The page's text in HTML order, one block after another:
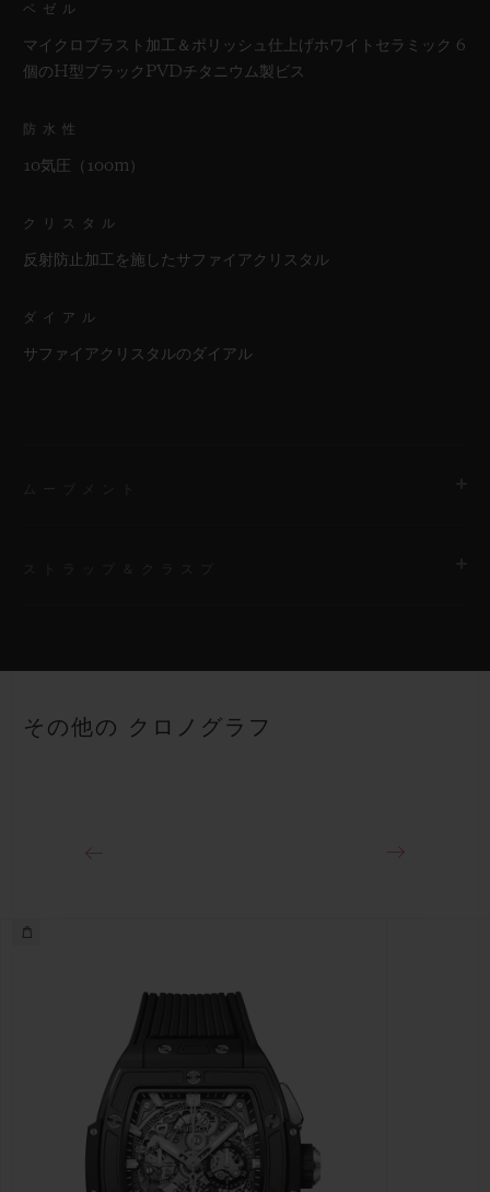
ベゼル
マイクロブラスト加工＆ポリッシュ仕上げホワイトセラミック 6
個のH型ブラックPVDチタニウム製ビス
防水性
10気圧（100m）
クリスタル
反射防止加工を施したサファイアクリスタル
ダイアル
サファイアクリスタルのダイアル
50時間
ストラップ
トラップ
その他の クロノグラフ